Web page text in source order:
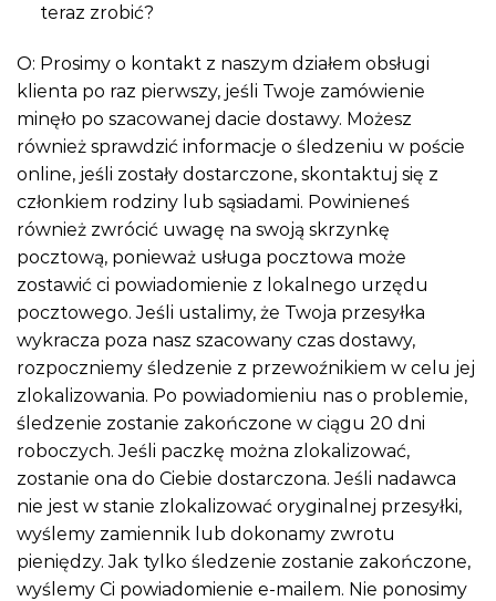
teraz zrobić?
O: Prosimy o kontakt z naszym działem obsługi
klienta po raz pierwszy, jeśli Twoje zamówienie
minęło po szacowanej dacie dostawy. Możesz
również sprawdzić informacje o śledzeniu w poście
online, jeśli zostały dostarczone, skontaktuj się z
członkiem rodziny lub sąsiadami. Powinieneś
również zwrócić uwagę na swoją skrzynkę
pocztową, ponieważ usługa pocztowa może
zostawić ci powiadomienie z lokalnego urzędu
pocztowego. Jeśli ustalimy, że Twoja przesyłka
wykracza poza nasz szacowany czas dostawy,
rozpoczniemy śledzenie z przewoźnikiem w celu jej
zlokalizowania. Po powiadomieniu nas o problemie,
śledzenie zostanie zakończone w ciągu 20 dni
roboczych. Jeśli paczkę można zlokalizować,
zostanie ona do Ciebie dostarczona. Jeśli nadawca
nie jest w stanie zlokalizować oryginalnej przesyłki,
wyślemy zamiennik lub dokonamy zwrotu
pieniędzy. Jak tylko śledzenie zostanie zakończone,
wyślemy Ci powiadomienie e-mailem. Nie ponosimy